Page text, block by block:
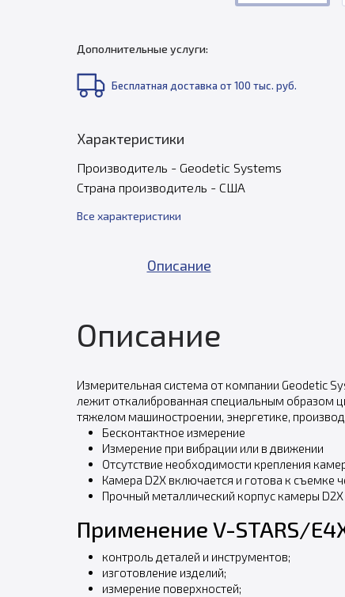
Дополнительные услуги:
Бесплатная доставка от 100 тыс. руб.
Характеристики
Производитель - Geodetic Systems
Страна производитель - США
Все характеристики
Описание
Описание
Измерительная система от компании Geodetic
лежит откалиброванная специальным образом
тяжелом машиностроении, энергетике,
Бесконтактное измерение
Измерение при вибрации или в движении
Отсутствие необходимости крепления
Камера D2X включается и готова к съемке
Прочный металлический корпус камеры D2X
Применение V-STARS/
контроль деталей и инструментов;
изготовление изделий;
измерение поверхностей;